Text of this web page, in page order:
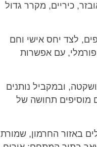
כיריים, מקרר גדול
לצד יחס אישי וחם
עם אפשרות
ובמקביל נותנים
מוסיפים תחושה של
באזור החרמון, שמורת